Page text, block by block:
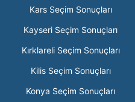
Kars Seçim Sonuçları
Kayseri Seçim Sonuçları
Kırklareli Seçim Sonuçları
Kilis Seçim Sonuçları
Konya Seçim Sonuçları